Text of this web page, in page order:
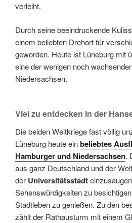
verleiht.
Durch seine beeindruckende
einem beliebten Drehort für
geworden. Heute ist Lüneburg mit
eine der wenigen noch
Niedersachsen.
Viel zu entdecken in der
Die beiden Weltkriege fast völlig
Lüneburg heute einbeliebtes
Hamburger und Niedersachsen.
aus ganz Deutschland und der
der Universitätsstadt
Sehenswürdigkeiten zu
Stadtleben zu genießen. Zu den
zählt der Rathausturm mit einem